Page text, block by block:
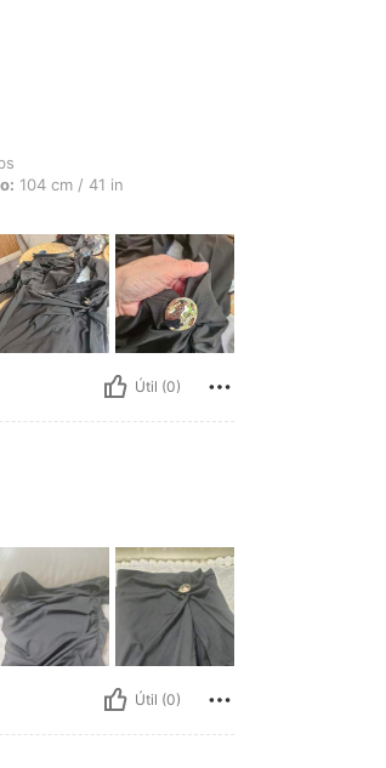
Triángulo, Caderas: 104 cm / 41 in, Cintura: 80 cm
104 cm / 41 in
Útil (0)
Útil (0)